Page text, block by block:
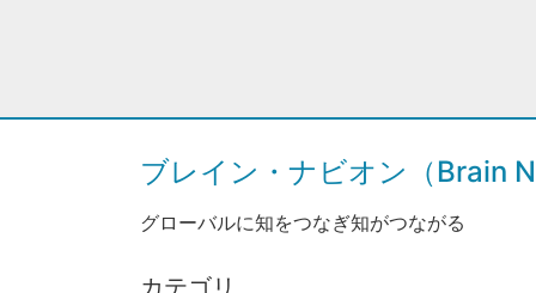
ブレイン・ナビオン（Brain
グローバルに知をつなぎ知がつながる
カテゴリ